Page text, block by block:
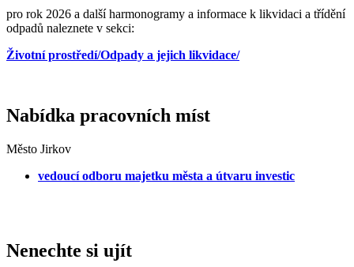
pro rok 2026 a další harmonogramy a informace k likvidaci a třídění
odpadů naleznete v sekci:
Životní prostředí/Odpady a jejich likvidace/
Nabídka pracovních míst
Město Jirkov
vedoucí odboru majetku města a útvaru investic
Nenechte si ujít